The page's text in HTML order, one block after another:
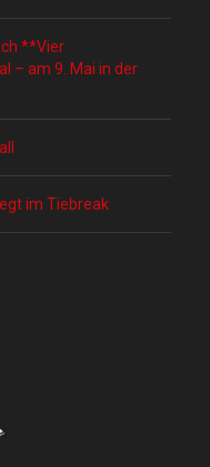
**Vier
– am 9. Mai in der
im Tiebreak